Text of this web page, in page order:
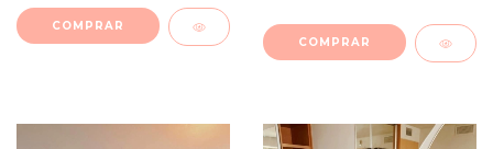
COMPRAR
COMPRAR